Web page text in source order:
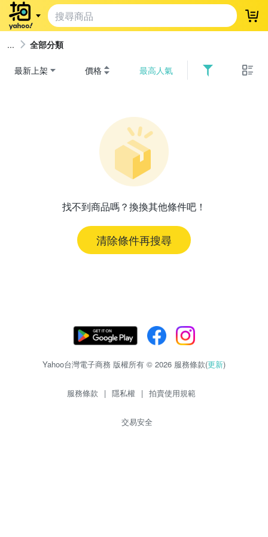
登
全部分類
最新上架 價格 最高人氣
找不到商品嗎？換換其他條件吧！
清除條件再搜尋
Yahoo台灣電子商務 版權所有 © 2026 服務條款(更新)
服務條款 | 隱私權 | 拍賣使用規範
交易安全